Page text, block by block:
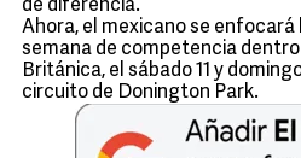
de diferencia.
Ahora, el mexicano se enfocará
semana de competencia dentro
Británica, el sábado 11 y
circuito de Donington Park.